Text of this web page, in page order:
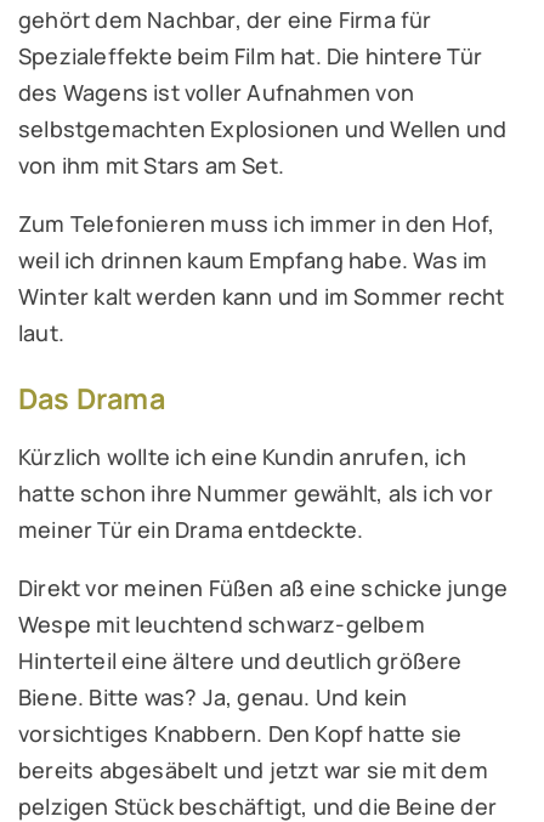
gehört dem Nachbar, der eine Firma für
Spezialeffekte beim Film hat. Die hintere Tür
des Wagens ist voller Aufnahmen von
selbstgemachten Explosionen und Wellen und
von ihm mit Stars am Set.
Zum Telefonieren muss ich immer in den Hof,
weil ich drinnen kaum Empfang habe. Was im
Winter kalt werden kann und im Sommer recht
laut.
Das Drama
Kürzlich wollte ich eine Kundin anrufen, ich
hatte schon ihre Nummer gewählt, als ich vor
meiner Tür ein Drama entdeckte.
Direkt vor meinen Füßen aß eine schicke junge
Wespe mit leuchtend schwarz-gelbem
Hinterteil eine ältere und deutlich größere
Biene. Bitte was? Ja, genau. Und kein
vorsichtiges Knabbern. Den Kopf hatte sie
bereits abgesäbelt und jetzt war sie mit dem
pelzigen Stück beschäftigt, und die Beine der